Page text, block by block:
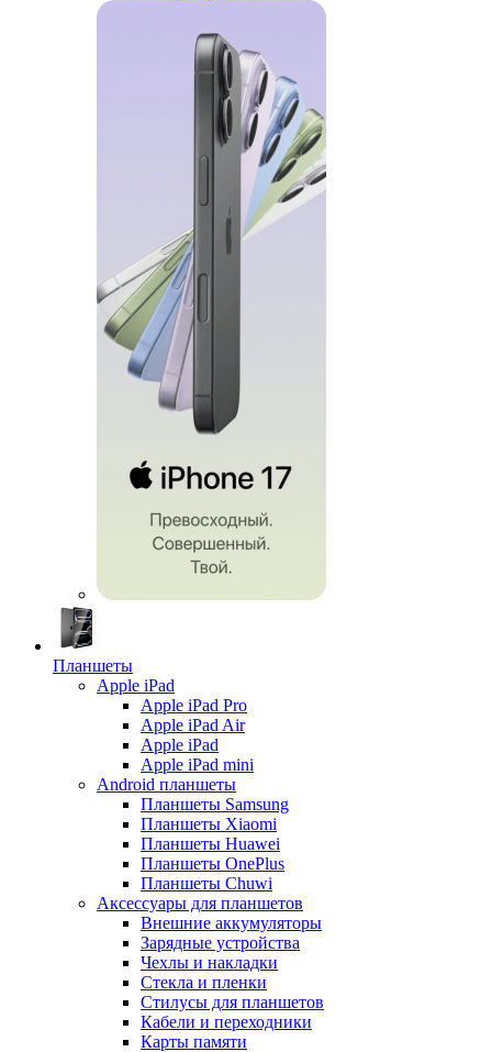
Планшеты
Apple iPad
Apple iPad Pro
Apple iPad Air
Apple iPad
Apple iPad mini
Android планшеты
Планшеты Samsung
Планшеты Xiaomi
Планшеты Huawei
Планшеты OnePlus
Планшеты Chuwi
Аксессуары для планшетов
Внешние аккумуляторы
Зарядные устройства
Чехлы и накладки
Стекла и пленки
Стилусы для планшетов
Кабели и переходники
Карты памяти